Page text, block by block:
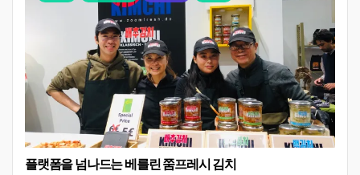
플랫폼을 넘나드는 베를린 쭘프레시 김치